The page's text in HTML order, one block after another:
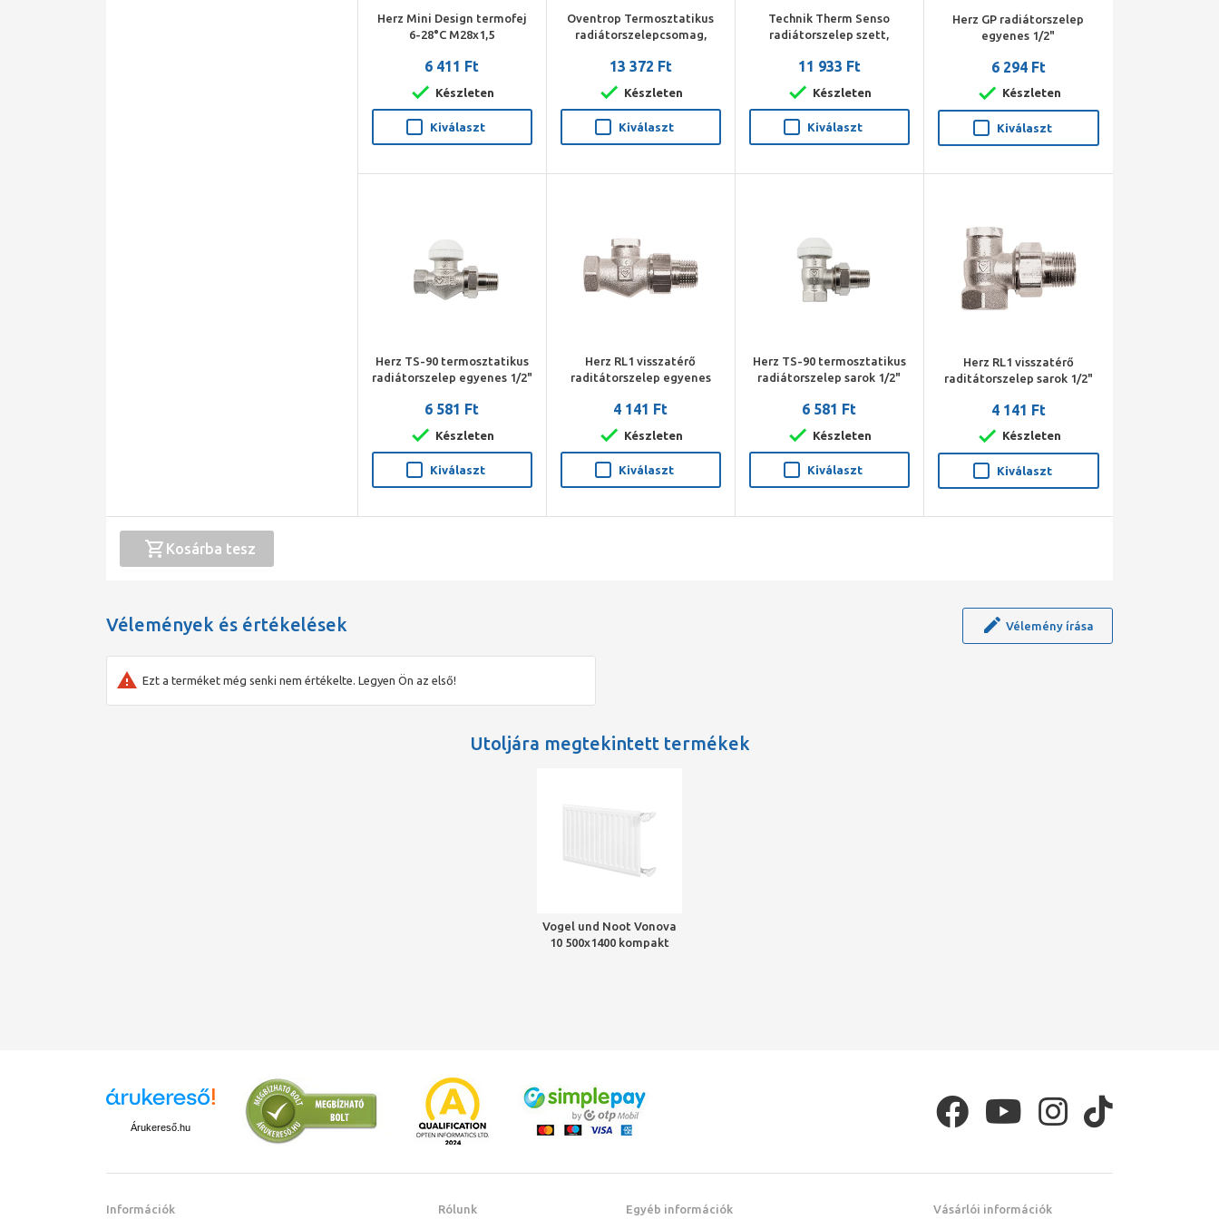
Herz Mini Design termofej
6-28°C M28x1,5
6 411 Ft
Készleten
Kiválaszt
Oventrop Termosztatikus
radiátorszelepcsomag,
(Vindo TH, A radiátorszelep,
Combi 2)
13 372 Ft
Készleten
Kiválaszt
Technik Therm Senso
radiátorszelep szett,
(radiátorszelep, visszatérő
szelep, termosztát fej)
11 933 Ft
Készleten
Kiválaszt
Herz GP radiátorszelep
egyenes 1/2"
6 294 Ft
Készleten
Kiválaszt
Herz TS-90 termosztatikus
radiátorszelep egyenes 1/2"
6 581 Ft
Készleten
Kiválaszt
Herz RL1 visszatérő
raditátorszelep egyenes
4 141 Ft
Készleten
Kiválaszt
Herz TS-90 termosztatikus
radiátorszelep sarok 1/2"
6 581 Ft
Készleten
Kiválaszt
Herz RL1 visszatérő
raditátorszelep sarok 1/2"
4 141 Ft
Készleten
Kiválaszt
Kosárba tesz
Vélemények és értékelések Vélemény írása
Ezt a terméket még senki nem értékelte. Legyen Ön az első!
Utoljára megtekintett termékek
Vogel und Noot Vonova
10 500x1400 kompakt
Árukereső.hu
Információk Rólunk Egyéb információk Vásárlói információk